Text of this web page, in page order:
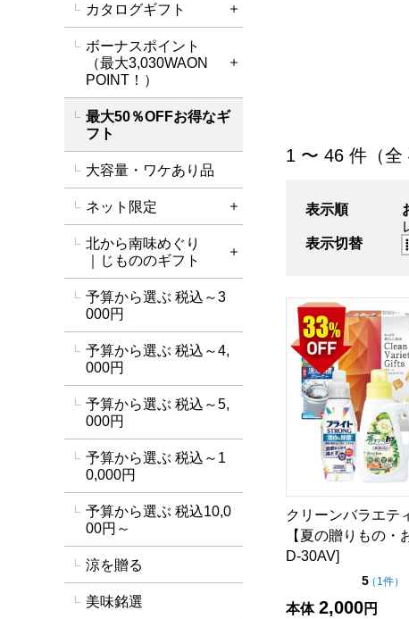
「最大50％OFFお
1 〜 46 件（全
表示順
表示切替
クリーンバラエテ
クリーンバラエテ
【夏の贈りもの・
D-30AV]
5点（5
（ 1件の
）
本体 2,000円
カタログギフト
詳細を開く
ボーナスポイント
（最大3,030WAON
POINT！）
詳細を開く
最大50％OFFお得なギ
フト
大容量・ワケあり品
ネット限定
詳細を開く
北から南味めぐり
｜じもののギフト
詳細を開く
予算から選ぶ 税込～3
000円
予算から選ぶ 税込～4,
000円
予算から選ぶ 税込～5,
000円
予算から選ぶ 税込～1
0,000円
予算から選ぶ 税込10,0
00円～
涼を贈る
美味銘選